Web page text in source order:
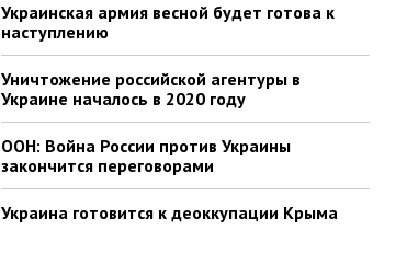
Украинская армия весной будет готова к
наступлению
Уничтожение российской агентуры в
Украине началось в 2020 году
ООН: Война России против Украины
закончится переговорами
Украина готовится к деоккупации Крыма